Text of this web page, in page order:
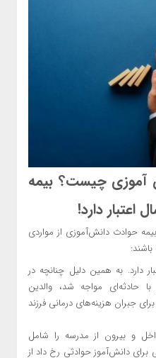
آموزی چیست؟ بیمه
حوادث دانش‌آموزی از مواردی
۱ سال اعتبار دارد. به همین دلیل چنانچه در
حادثه‌ای مواجه شد، والدین
جبران هزینه‌های درمانی فرزند
و بیرون از مدرسه را شامل
دانش‌آموز حوادثی رخ داد از